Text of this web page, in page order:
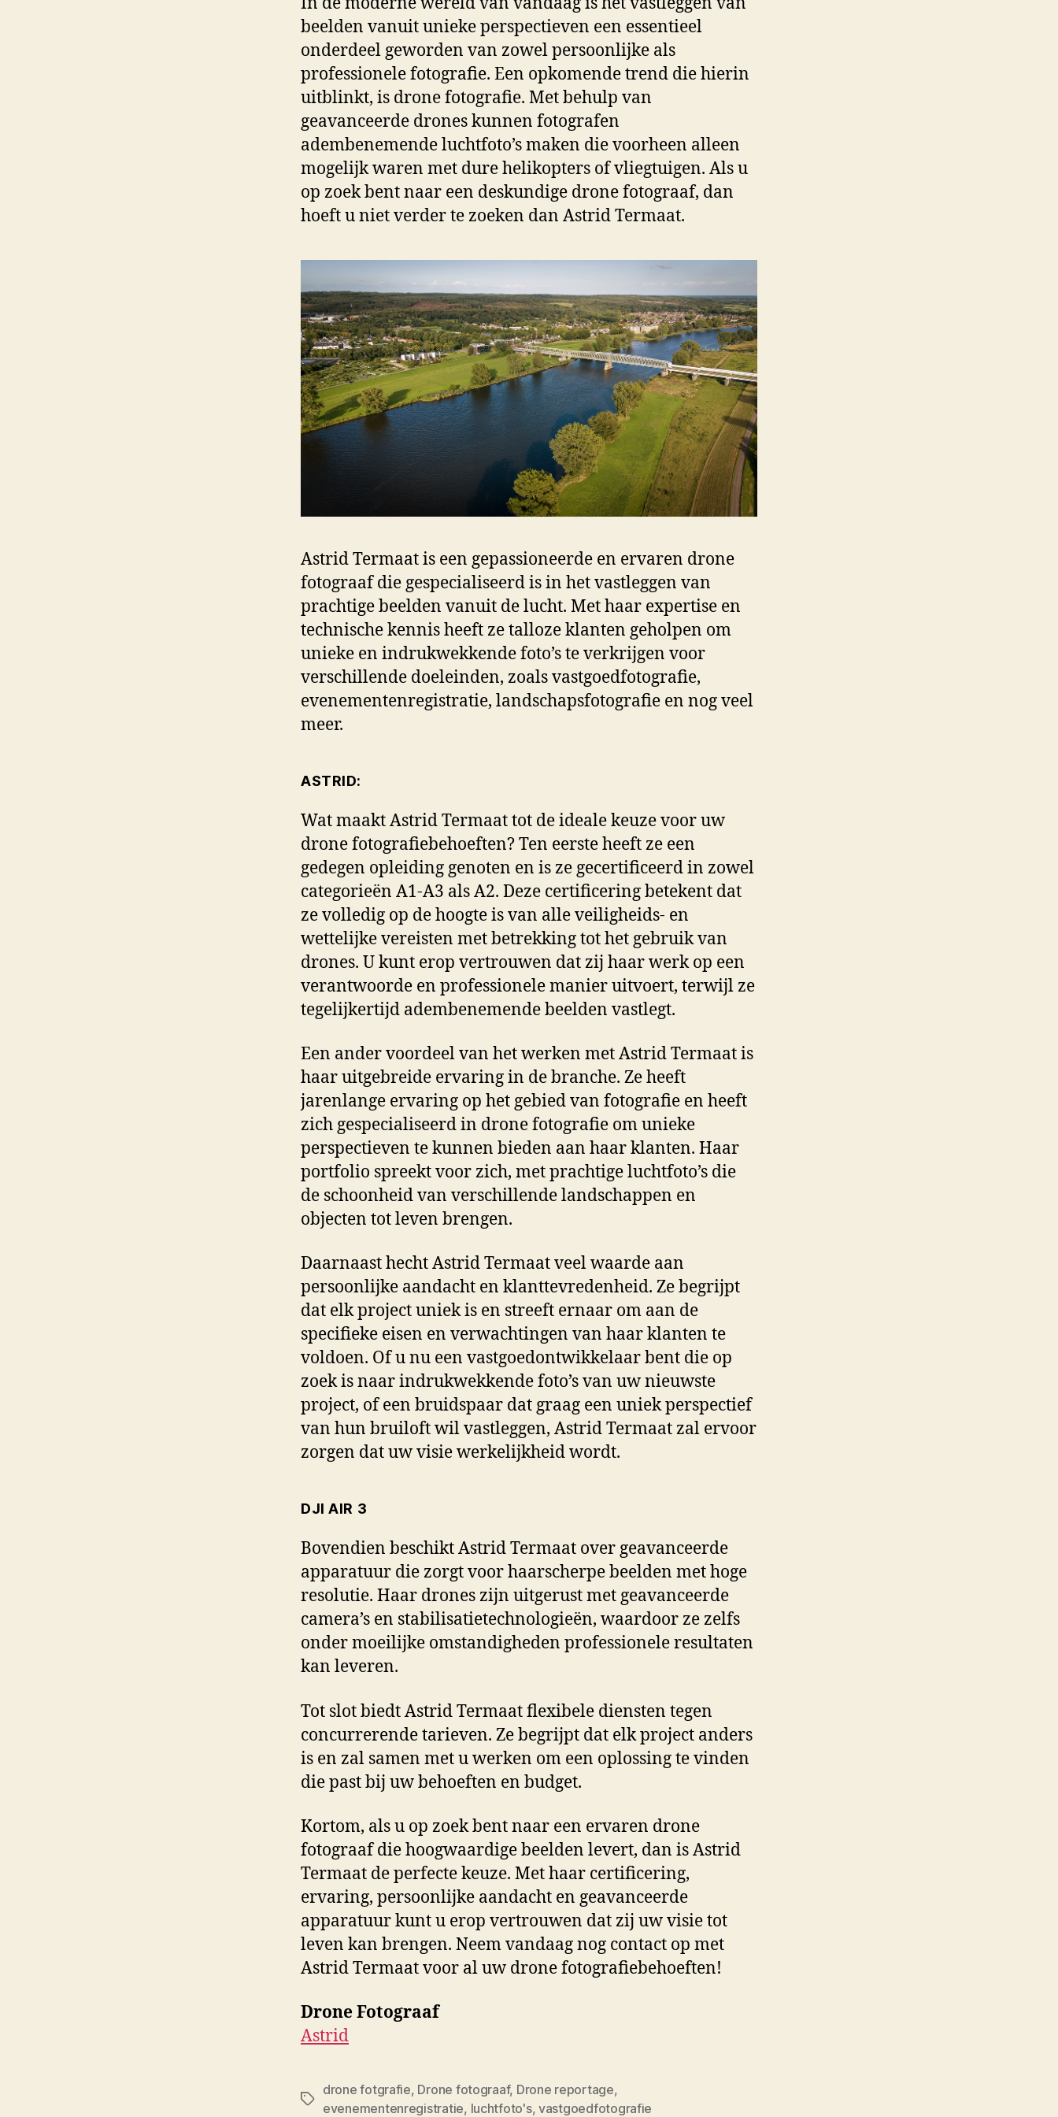
beelden vanuit unieke perspectieven een essentieel
onderdeel geworden van zowel persoonlijke als
professionele fotografie. Een opkomende trend die hierin
uitblinkt, is drone fotografie. Met behulp van
geavanceerde drones kunnen fotografen
adembenemende luchtfoto’s maken die voorheen alleen
mogelijk waren met dure helikopters of vliegtuigen. Als u
op zoek bent naar een deskundige drone fotograaf, dan
hoeft u niet verder te zoeken dan Astrid Termaat.
Astrid Termaat is een gepassioneerde en ervaren drone
fotograaf die gespecialiseerd is in het vastleggen van
prachtige beelden vanuit de lucht. Met haar expertise en
technische kennis heeft ze talloze klanten geholpen om
unieke en indrukwekkende foto’s te verkrijgen voor
verschillende doeleinden, zoals vastgoedfotografie,
evenementenregistratie, landschapsfotografie en nog veel
meer.
ASTRID:
Wat maakt Astrid Termaat tot de ideale keuze voor uw
drone fotografiebehoeften? Ten eerste heeft ze een
gedegen opleiding genoten en is ze gecertificeerd in zowel
categorieën A1-A3 als A2. Deze certificering betekent dat
ze volledig op de hoogte is van alle veiligheids- en
wettelijke vereisten met betrekking tot het gebruik van
drones. U kunt erop vertrouwen dat zij haar werk op een
verantwoorde en professionele manier uitvoert, terwijl ze
tegelijkertijd adembenemende beelden vastlegt.
Een ander voordeel van het werken met Astrid Termaat is
haar uitgebreide ervaring in de branche. Ze heeft
jarenlange ervaring op het gebied van fotografie en heeft
zich gespecialiseerd in drone fotografie om unieke
perspectieven te kunnen bieden aan haar klanten. Haar
portfolio spreekt voor zich, met prachtige luchtfoto’s die
de schoonheid van verschillende landschappen en
objecten tot leven brengen.
Daarnaast hecht Astrid Termaat veel waarde aan
persoonlijke aandacht en klanttevredenheid. Ze begrijpt
dat elk project uniek is en streeft ernaar om aan de
specifieke eisen en verwachtingen van haar klanten te
voldoen. Of u nu een vastgoedontwikkelaar bent die op
zoek is naar indrukwekkende foto’s van uw nieuwste
project, of een bruidspaar dat graag een uniek perspectief
van hun bruiloft wil vastleggen, Astrid Termaat zal ervoor
zorgen dat uw visie werkelijkheid wordt.
DJI AIR 3
Bovendien beschikt Astrid Termaat over geavanceerde
apparatuur die zorgt voor haarscherpe beelden met hoge
resolutie. Haar drones zijn uitgerust met geavanceerde
camera’s en stabilisatietechnologieën, waardoor ze zelfs
onder moeilijke omstandigheden professionele resultaten
kan leveren.
Tot slot biedt Astrid Termaat flexibele diensten tegen
concurrerende tarieven. Ze begrijpt dat elk project anders
is en zal samen met u werken om een oplossing te vinden
die past bij uw behoeften en budget.
Kortom, als u op zoek bent naar een ervaren drone
fotograaf die hoogwaardige beelden levert, dan is Astrid
Termaat de perfecte keuze. Met haar certificering,
ervaring, persoonlijke aandacht en geavanceerde
apparatuur kunt u erop vertrouwen dat zij uw visie tot
leven kan brengen. Neem vandaag nog contact op met
Astrid Termaat voor al uw drone fotografiebehoeften!
Drone Fotograaf
Astrid
Tags
drone fotgrafie, Drone fotograaf, Drone reportage,
evenementenregistratie, luchtfoto's,vastgoedfotografie